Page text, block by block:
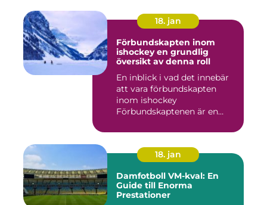
18. jan
Förbundskapten inom
ishockey en grundlig
översikt av denna roll
En inblick i vad det innebär
att vara förbundskapten
inom ishockey
Förbundskaptenen är en
18. jan
Damfotboll VM-kval: En
Guide till Enorma
Prestationer